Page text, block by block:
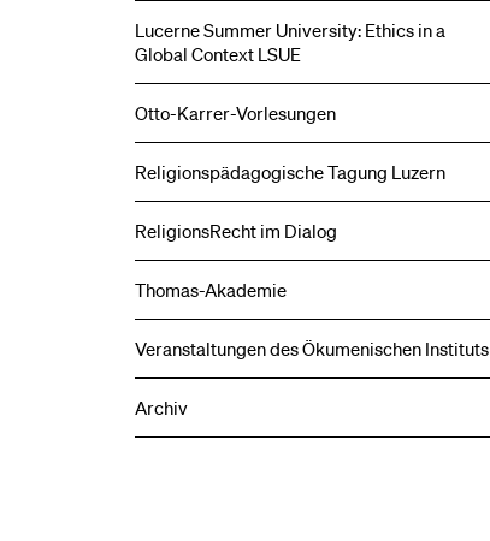
Lucerne Summer University: Ethics in a
Global Context LSUE
Otto-Karrer-Vorlesungen
Religionspädagogische Tagung Luzern
ReligionsRecht im Dialog
Thomas-Akademie
Veranstaltungen des Ökumenischen Instituts
Archiv